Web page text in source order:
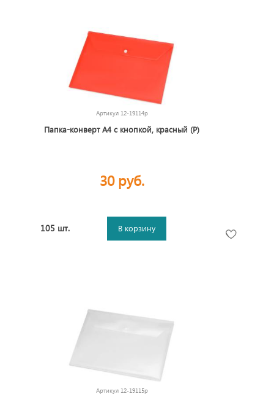
Артикул 12-19114p
Папка-конверт А4 с кнопкой, красный (Р)
30 руб.
105 шт. В корзину
Артикул 12-19115p